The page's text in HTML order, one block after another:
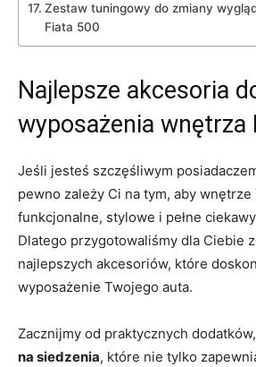
Zestaw tuningowy⁢ do zmiany
Fiata‍ 500
Najlepsze⁤ akcesoria
wyposażenia wnętrza‍
Jeśli jesteś szczęśliwym‌
pewno zależy⁤ Ci na tym, ⁣aby wnętrze⁤
funkcjonalne,⁤ stylowe i pełne
Dlatego przygotowaliśmy ⁤dla Ciebie
najlepszych akcesoriów, które
wyposażenie Twojego auta.
Zacznijmy ‌od praktycznych⁤
na siedzenia, ⁢które nie tylko